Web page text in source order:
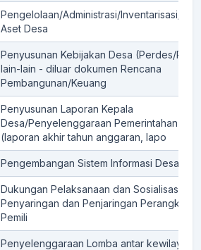
Pengelolaan/Administrasi/Inventarisasi/
Aset Desa
Penyusunan Kebijakan Desa (Perdes/
lain-lain - diluar dokumen Rencana
Pembangunan/Keuang
Penyusunan Laporan Kepala
Desa/Penyelenggaraan Pemerintahan
(laporan akhir tahun anggaran, lapo
Pengembangan Sistem Informasi Desa
Dukungan Pelaksanaan dan Sosialisasi
Penyaringan dan Penjaringan Perangkat
Pemili
Penyelenggaraan Lomba antar